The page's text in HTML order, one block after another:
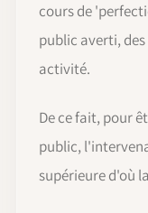
cours de
public averti,
activité.
De ce fait, pour
public,
supérieure d'où